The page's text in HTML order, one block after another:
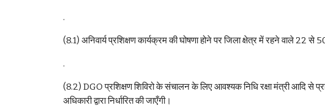
.
(8.1) अनिवार्य प्रशिक्षण कार्यक्रम की घोषणा होने पर जिला क्षेत्र में रहने वाले 22 से
.
(8.2) DGO प्रशिक्षण शिविरो के संचालन के लिए आवश्यक निधि रक्षा मंत्री आदि से
अधिकारी द्वारा निर्धारित की जाएँगी।